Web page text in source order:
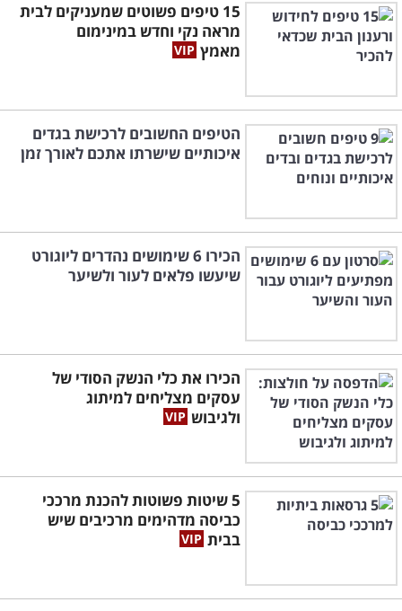
15 טיפים פשוטים שמעניקים לבית
מראה נקי וחדש במינימום
מאמץ
הטיפים החשובים לרכישת בגדים
איכותיים שישרתו אתכם לאורך זמן
הכירו 6 שימושים נהדרים ליוגורט
שיעשו פלאים לעור ולשיער
הכירו את כלי הנשק הסודי של
עסקים מצליחים למיתוג
ולגיבוש
5 שיטות פשוטות להכנת מרככי
כביסה מדהימים מרכיבים שיש
בבית